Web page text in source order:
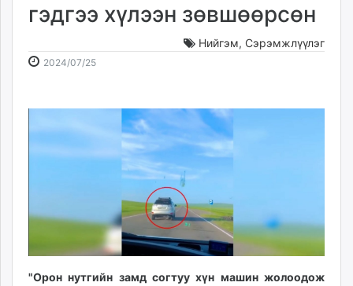
news.mn
Baabar.mn
Eguur.mn
eagle.mn
zarig.mn
today.mn
гэдгээ хүлээн зөвшөөрсөн
Нийгэм, Сэрэмжлүүлэг
2024/07/252024-
09:31:58
2026-
18:51:35
"Орон нутгийн замд согтуу хүн машин жолоодож